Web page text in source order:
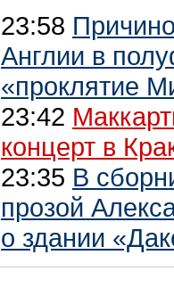
23:58
Англии в
«проклятие
23:42
концерт в
23:35 В
прозой
о здании